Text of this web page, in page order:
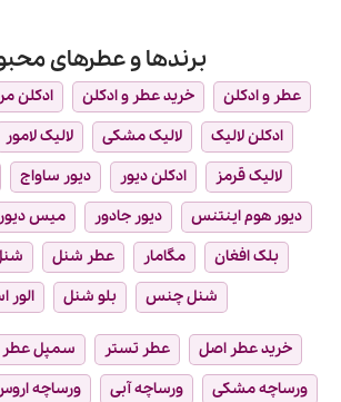
برندها و عطرهای
عطر و ادکلن خرید عطر و ادکلن ادکلن
ادکلن لالیک
لالیک مشکی لالیک لامور
لالیک قرمز
ادکلن دیور دیور ساواج
دیور هوم اینتنس
دیور جادور میس دیور
بلک افغان
مگامار عطر شنل
شنل چنس
بلو شنل الور
خرید عطر اصل عطر تستر سمپل عطر
ورساچه مشکی
ورساچه آبی ورساچه